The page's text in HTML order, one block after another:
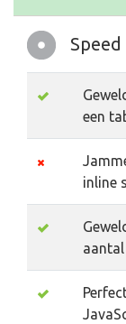
Speed
een
inline
aantal